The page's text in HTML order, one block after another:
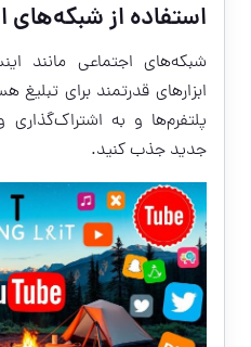
استفاده از شبکه‌های
شبکه‌های اجتماعی مانند
ابزارهای قدرتمند برای
پلتفرم‌ها و به اشتراک‌گذاری
جدید جذب کنید.